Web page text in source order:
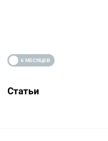
Статьи